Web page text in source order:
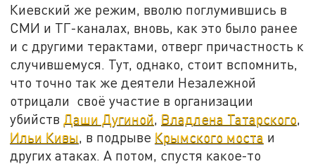
Киевский же режим, вволю поглумившись в
СМИ и ТГ-каналах, вновь, как это было ранее
и с другими терактами, отверг причастность к
случившемуся. Тут, однако, стоит вспомнить,
что точно так же деятели Незалежной
отрицали своё участие в организации
убийств Даши Дугиной, Владлена Татарского,
Ильи Кивы, в подрыве Крымского моста и
других атаках. А потом, спустя какое-то